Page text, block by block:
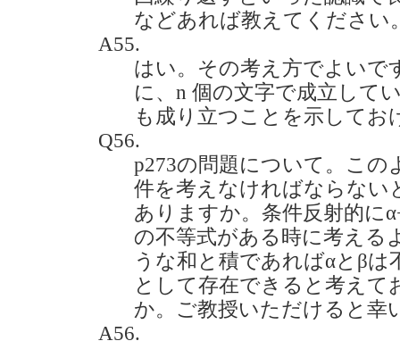
などあれば教えてください
A55.
はい。その考え方でよいで
に、n 個の文字で成立して
も成り立つことを示してお
Q56.
p273の問題について。この
件を考えなければならない
ありますか。条件反射的に
の不等式がある時に考える
うな和と積であればαとβは
として存在できると考えて
か。ご教授いただけると幸
A56.